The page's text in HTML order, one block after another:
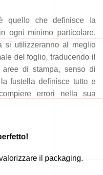
quello che definisce la
ogni minimo particolare.
si utilizzeranno al meglio
del foglio, traducendo il
di stampa, senso di
fustella definisce tutto e
errori nella sua
il packaging.